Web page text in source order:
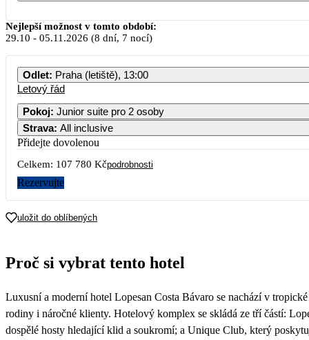
Nejlepší možnost v tomto období:
29.10 - 05.11.2026 (8 dní, 7 nocí)
Odlet: Praha (letiště), 13:00
Letový řád
Pokoj: Junior suite pro 2 osoby
Strava: All inclusive
Přidejte dovolenou
Celkem: 107 780 Kčpodrobnosti
Rezervujte
uložit do oblíbených
Proč si vybrat tento hotel
Luxusní a moderní hotel Lopesan Costa Bávaro se nachází v
rodiny i náročné klienty. Hotelový komplex se skládá ze tří částí:
dospělé hosty hledající klid a soukromí; a Unique Club, který